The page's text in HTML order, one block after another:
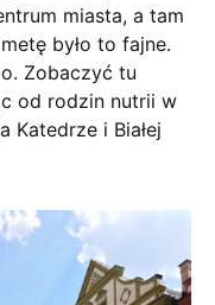
miasta, a tam
było to fajne.
Zobaczyć tu
od rodzin nutrii w
Katedrze i Białej